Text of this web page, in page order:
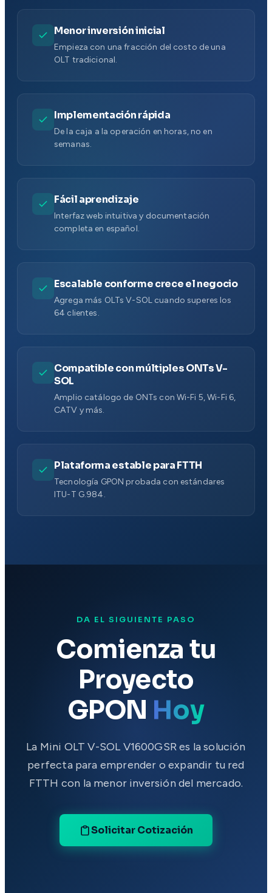
Menor inversión inicial
Empieza con una fracción del costo de una
OLT tradicional.
Implementación rápida
De la caja a la operación en horas, no en
semanas.
Fácil aprendizaje
Interfaz web intuitiva y documentación
completa en español.
Escalable conforme crece el negocio
Agrega más OLTs V-SOL cuando superes los
64 clientes.
Compatible con múltiples ONTs V-
SOL
Amplio catálogo de ONTs con Wi-Fi 5, Wi-Fi 6,
CATV y más.
Plataforma estable para FTTH
Tecnología GPON probada con estándares
ITU-T G.984.
DA EL SIGUIENTE PASO
Comienza tu
Proyecto
GPON Hoy
La Mini OLT V-SOL V1600GSR es la solución
perfecta para emprender o expandir tu red
FTTH con la menor inversión del mercado.
Solicitar Cotización